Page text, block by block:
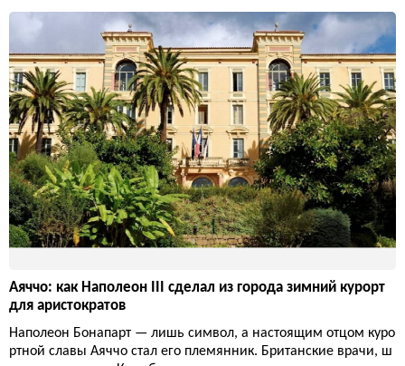
Аяччо: как Наполеон III сделал из города зимний курорт
для аристократов
Наполеон Бонапарт — лишь символ, а настоящим отцом куро
ртной славы Аяччо стал его племянник. Британские врачи, ш